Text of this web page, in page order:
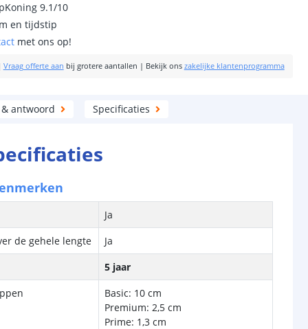
9.1/10
en tijdstip
met ons op!
Vraag offerte aan bij grotere aantallen | Bekijk ons zakelijke klantenprogramma
antwoord Specificaties
Ja
de gehele lengte
Ja
5 jaar
Basic: 10 cm
Premium: 2,5 cm
Prime: 1,3 cm